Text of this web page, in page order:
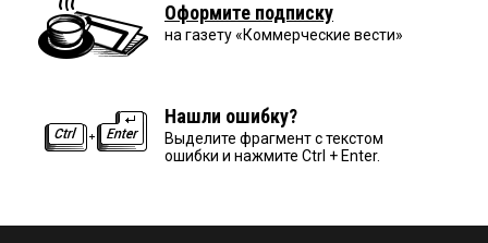
Оформите подписку
на газету «Коммерческие вести»
Нашли ошибку?
Выделите фрагмент с текстом
ошибки и нажмите Ctrl + Enter.